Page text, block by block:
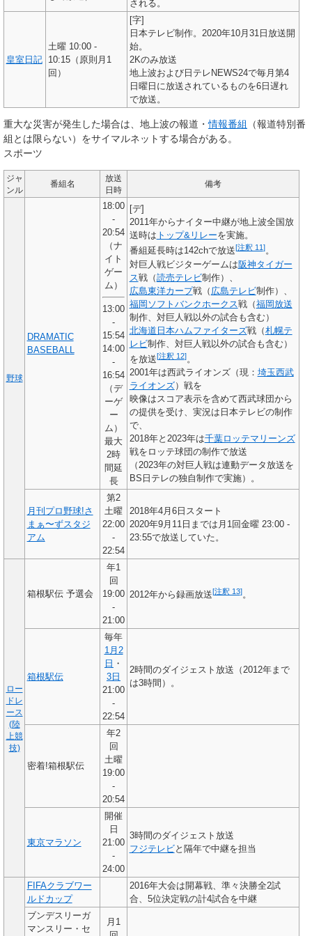
される。
皇室日記
土曜 10:00 -
10:15（原則月1
回）
[字]
日本テレビ制作。2020年10月31日放送開
始。
2Kのみ放送
地上波および日テレNEWS24で毎月第4
日曜日に放送されているものを6日遅れ
で放送。
重大な災害が発生した場合は、地上波の報道・情報番組
（報道特別番
組とは限らない）をサイマルネットする場合がある。
スポーツ
ジャ
ンル
番組名
放送
日時
備考
野球
DRAMATIC
BASEBALL
18:00
-
20:54
（ナ
イト
ゲー
ム）
13:00
-
15:54
14:00
-
16:54
（デ
ーゲ
ー
ム）
最大
2時
間延
長
[デ]
2011年からナイター中継が地上波全国放
送時は トップ&リレーを実施。
番組延長時は142chで放送[注釈 11 ]。
対巨人戦ビジターゲームは阪神タイガー
ス戦（読売テレビ制作）、
広島東洋カープ戦（ 広島テレビ制作）、
福岡ソフトバンクホークス戦（福岡放送
制作、対巨人戦以外の試合も含む）
北海道日本ハムファイターズ戦（札幌テ
レビ制作、対巨人戦以外の試合も含む）
を放送[注釈 12]。
2001年は西武ライオンズ（現： 埼玉西武
ライオンズ）戦を
映像はスコア表示を含めて西武球団から
の提供を受け、実況は日本テレビの制作
で、
2018年と2023年は千葉ロッテマリーンズ
戦をロッテ球団の制作で放送
（2023年の対巨人戦は連動データ放送を
BS日テレの独自制作で実施）。
月刊プロ野球!さ
まぁ〜ずスタジ
アム
第2
土曜
22:00
-
22:54
2018年4月6日スタート
2020年9月11日までは月1回金曜 23:00 -
23:55で放送していた。
ロー
ドレ
ース
(陸
上競
技)
箱根駅伝 予選会
年1
回
19:00
-
21:00
2012年から録画放送[注釈 13]。
箱根駅伝
毎年
1月2
日 ・
3日
21:00
-
22:54
2時間のダイジェスト放送（2012年まで
は3時間）。
密着!箱根駅伝
年2
回
土曜
19:00
-
20:54
東京マラソン
開催
日
21:00
-
24:00
3時間のダイジェスト放送
フジテレビと隔年で中継を担当
FIFAクラブワー
ルドカップ
2016年大会は開幕戦、準々決勝全2試
合、5位決定戦の計4試合を中継
ブンデスリーガ
マンスリー・セ
月1